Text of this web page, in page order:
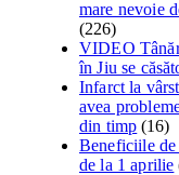
mare nevoie
(226)
VIDEO
în Jiu se
Infarct la
avea
din timp (16)
Beneficiile de
de la 1 aprilie